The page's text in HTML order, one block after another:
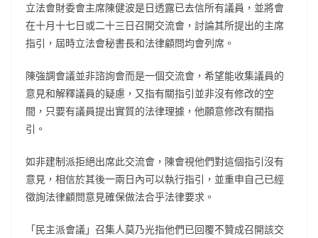
立法會財委會主席陳健波是日透露已去信所有議員，並將會
在十月十七日或二十三日召開交流會，討論其所提出的主席
指引，屆時立法會秘書長和法律顧問均會列席。
陳強調會議並非諮詢會而是一個交流會，希望能收集議員的
意見和解釋議員的疑慮，又指有關指引並非沒有修改的空
間，只要有議員提出實質的法律理據，他願意修改有關指
引。
如非建制派拒絕出席此交流會，陳會視他們對這個指引沒有
意見，相信於其後一兩日內可以執行指引，並重申自己已經
徵詢法律顧問意見確保做法合乎法律要求。
「民主派會議」召集人莫乃光指他們已回覆不贊成召開該交